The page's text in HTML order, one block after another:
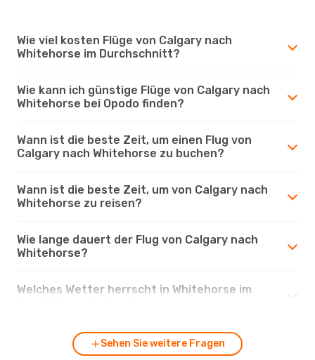
Wie viel kosten Flüge von Calgary nach
Whitehorse im Durchschnitt?
Wie kann ich günstige Flüge von Calgary nach
Whitehorse bei Opodo finden?
Wann ist die beste Zeit, um einen Flug von
Calgary nach Whitehorse zu buchen?
Wann ist die beste Zeit, um von Calgary nach
Whitehorse zu reisen?
Wie lange dauert der Flug von Calgary nach
Whitehorse?
Welches Wetter herrscht in Whitehorse im
Sehen Sie weitere Fragen